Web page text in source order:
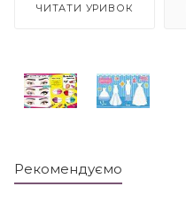
ЧИТАТИ УРИВОК
Рекомендуємо